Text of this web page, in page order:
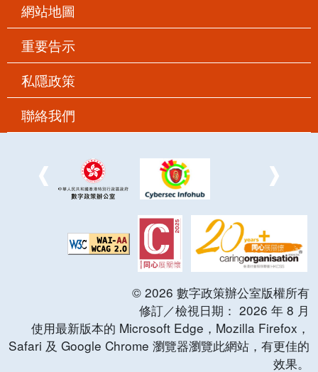
網站地圖
重要告示
私隱政策
聯絡我們
© 2026 數字政策辦公室版權所有
修訂／檢視日期： 2026 年 8 月
使用最新版本的 Microsoft Edge，Mozilla Firefox，
Safari 及 Google Chrome 瀏覽器瀏覽此網站，有更佳的
效果。